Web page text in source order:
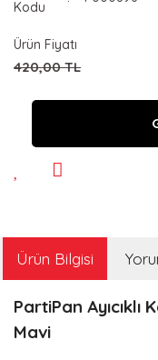
Kodu
Ürün Fiyatı
420,00 TL
Ürün Bilgisi
PartiPan Ayıcıklı
Mavi